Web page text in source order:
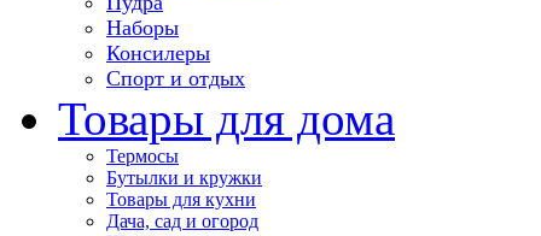
Наборы
Консилеры
Спорт и отдых
Товары для дома
Термосы
Бутылки и кружки
Товары для кухни
Дача, сад и огород